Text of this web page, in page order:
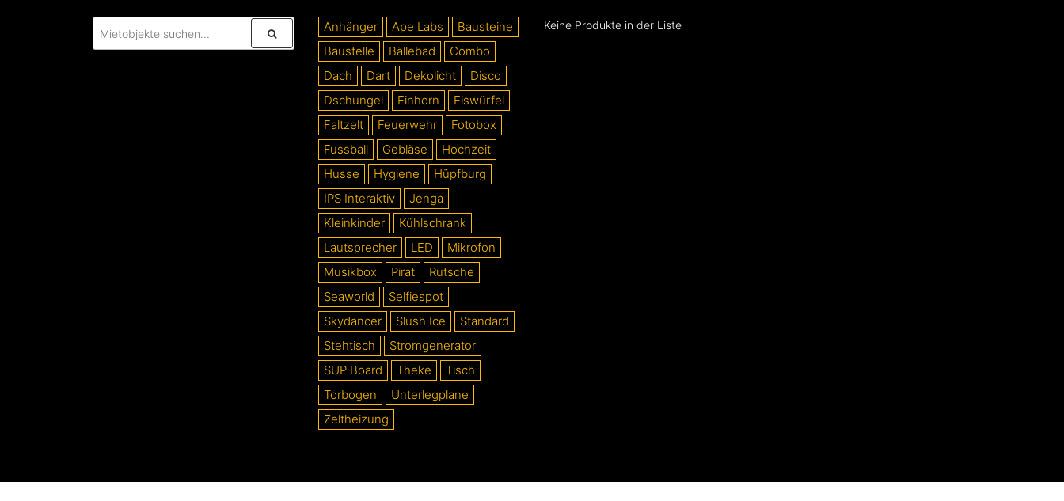
Anhänger Ape Labs
Bausteine
Baustelle
Bällebad
Combo
Dach
Dart Dekolicht
Disco
Dschungel
Einhorn
Eiswürfel
Faltzelt
Feuerwehr
Fotobox
Fussball
Gebläse
Hochzeit
Husse
Hygiene
Hüpfburg
IPS Interaktiv
Jenga
Kleinkinder
Kühlschrank
Lautsprecher
LED
Mikrofon
Musikbox
Pirat
Rutsche
Seaworld
Selfiespot
Skydancer
Slush Ice
Standard
Stehtisch
Stromgenerator
SUP Board
Theke
Tisch
Torbogen
Unterlegplane
Zeltheizung
Keine Produkte in der Liste